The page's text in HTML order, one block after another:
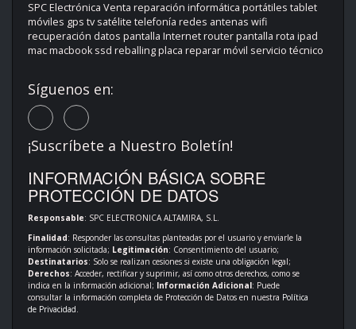
SPC Electrónica Venta reparación informática portátiles tablet
móviles gps tv satélite telefonía redes antenas wifi
recuperación datos pantalla Internet router pantalla rota ipad
mac macbook ssd reballing placa reparar móvil servicio técnico
Síguenos en:
¡Suscríbete a Nuestro Boletín!
INFORMACIÓN BÁSICA SOBRE
PROTECCIÓN DE DATOS
Responsable: SPC ELECTRONICA ALTAMIRA, S.L.
Finalidad: Responder las consultas planteadas por el usuario y enviarle la
información solicitada; Legitimación: Consentimiento del usuario;
Destinatarios: Solo se realizan cesiones si existe una obligación legal;
Derechos: Acceder, rectificar y suprimir, así como otros derechos, como se
indica en la información adicional; Información Adicional: Puede
consultar la información completa de Protección de Datos en nuestra Política
de Privacidad